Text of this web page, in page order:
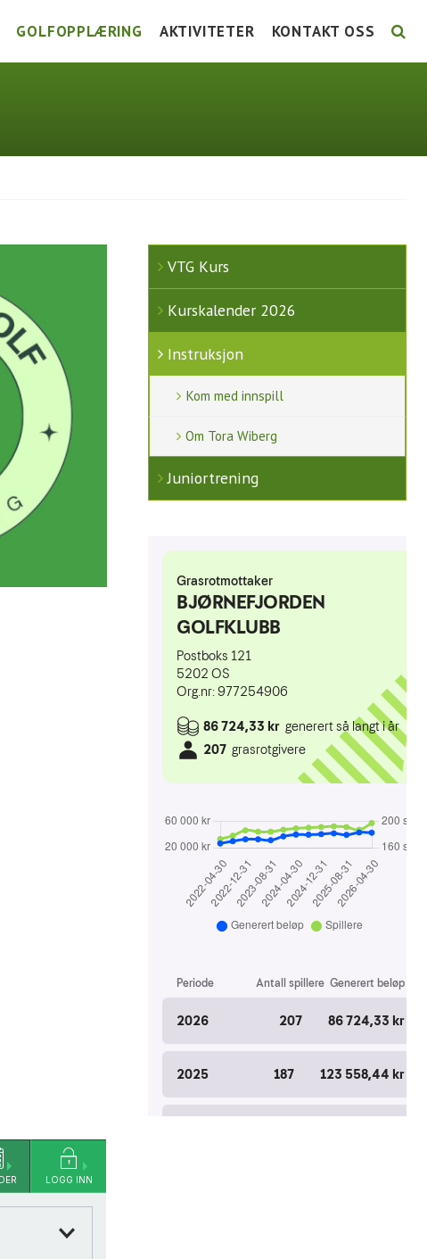
GOLFOPPLÆRING
INSTRUKSJON
AKTIVITETER
GRUPPER
KONTAKT OSS
KOMITÉER / GRUPPER
VTG Kurs
Kurskalender 2026
Instruksjon
Kom med innspill
Om Tora Wiberg
Juniortrening